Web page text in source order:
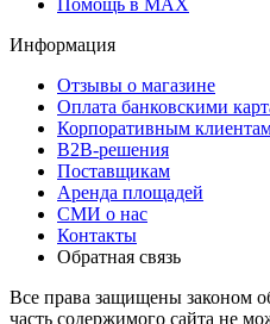
Информация
Отзывы о магазине
Оплата банковскими
Корпоративным
B2B-решения
Поставщикам
Аренда площадей
СМИ о нас
Контакты
Обратная связь
Все права защищены законом
часть содержимого сайта не